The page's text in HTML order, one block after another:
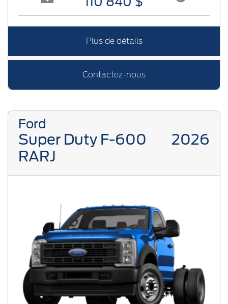
Plus de détails
Contactez-nous
Ford
Super Duty F-600
RARJ
2026
Previous